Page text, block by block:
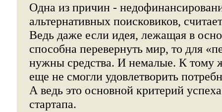
Одна из причин -
альтернативных поисковиков,
Ведь даже если идея, лежащая в
способна перевернуть мир, то для
нужны средства. И немалые. К тому
еще не смогли удовлетворить
А ведь это основной критерий
стартапа.